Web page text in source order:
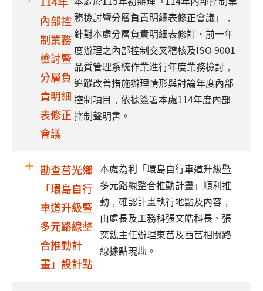
內部控
制業務
檢討暨
分層負
責明細
表修正
會議
務檢討暨分層負責明細表修正會議」，
針對本處分層負責明細表修訂、前一年
度辦理之內部控制交叉稽核及ISO 9001
品質管理系統作業進行年度業務檢討，
追蹤改善措施辦理情形與討論年度內部
控制項目，依據簽署本處114年度內部
控制聲明書。
勘查莒光鄉
「環島自行
車道升級暨
多元路線整
合推動計
畫」設計點
本處為利「環島自行車道升級暨
多元路線整合推動計畫」順利推
動，確認計畫執行地點及內容，
由處長及工務科張文皓科長、張
奕鈜主任辦理東莒及西莒相關路
線據點現勘。